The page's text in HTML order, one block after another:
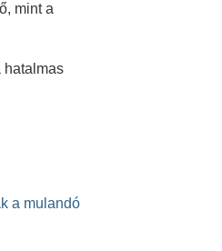
mint a
hatalmas
a mulandó